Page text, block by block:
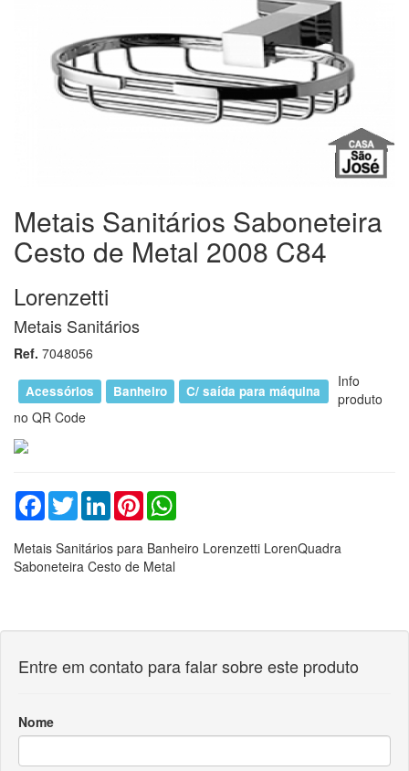
Metais Sanitários Saboneteira
Cesto de Metal 2008 C84
Lorenzetti
Metais Sanitários
Ref. 7048056
Acessórios Banheiro C/ saída para máquina
Info
produto
no QR Code
Facebook
TwitterLinkedInPinterest
Metais Sanitários para Banheiro Lorenzetti LorenQuadra
Saboneteira Cesto de Metal
Entre em contato para falar sobre este produto
Nome